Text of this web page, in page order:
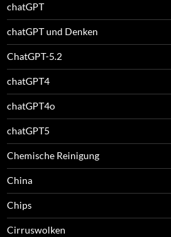
chatGPT
chatGPT und Denken
ChatGPT-5.2
chatGPT4
chatGPT4o
chatGPT5
Chemische Reinigung
China
Chips
Cirruswolken